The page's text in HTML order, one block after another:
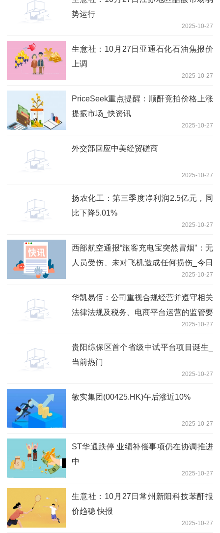
势运行
2025-10-27
生意社：10月27日亚通石化石油焦报价
上调
2025-10-27
PriceSeek重点提醒：顺酐竞拍价格上涨
提振市场_快资讯
2025-10-27
外交部回应中美经贸磋商
2025-10-27
扬农化工：第三季度净利润2.5亿元，同
比下降5.01%
2025-10-27
西部航空通报“旅客充电宝突然冒烟”：无
人员受伤、未对飞机造成任何损伤_今日
2025-10-27
华凯易佰：公司重视合规经营并遵守相关
法律法规及税务、电商平台运营的监管要
2025-10-27
贵阳综保区首个省级中试平台项目诞生_
当前热门
2025-10-27
敏实集团(00425.HK)午后涨近10%
2025-10-27
ST华通跌停 业绩补偿事项仍在协调推进
中
2025-10-27
生意社：10月27日常州新阳科技苯酐报
价趋稳 快报
2025-10-27